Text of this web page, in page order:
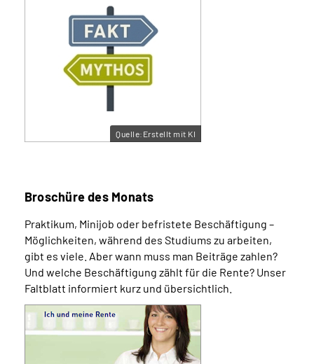
Quelle:Erstellt mit KI
Broschüre des Monats
Praktikum, Minijob oder befristete Beschäftigung –
Möglichkeiten, während des Studiums zu arbeiten,
gibt es viele. Aber wann muss man Beiträge zahlen?
Und welche Beschäftigung zählt für die Rente? Unser
Faltblatt informiert kurz und übersichtlich.